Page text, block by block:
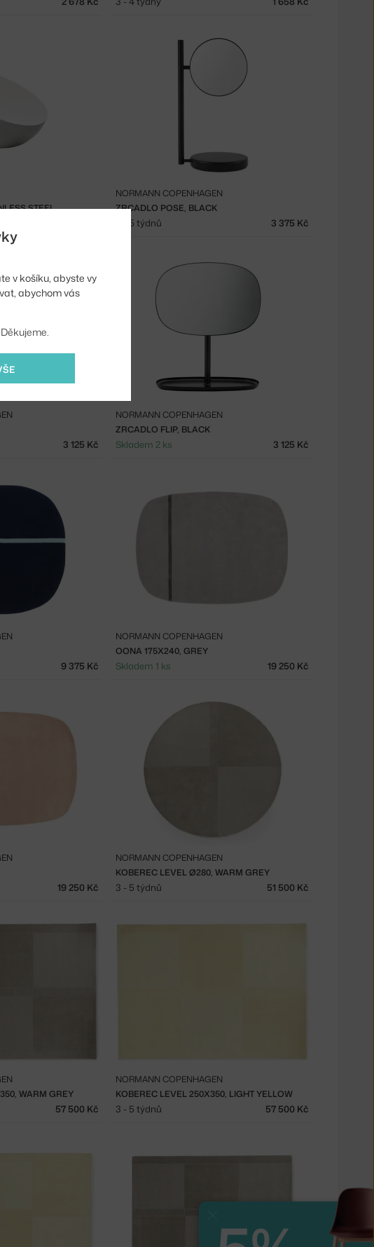
STEEL ZRCADLO POSE, BLACK
NORMANN COPENHAGEN
3 - 5 týdnů 3 375 Kč
3 125 Kč
ZRCADLO FLIP, BLACK
NORMANN COPENHAGEN
Skladem 2 ks 3 125 Kč
9 375 Kč
OONA 175X240, GREY
NORMANN COPENHAGEN
Skladem 1 ks 19 250 Kč
19 250 Kč
KOBEREC LEVEL Ø280, WARM GREY
NORMANN COPENHAGEN
3 - 5 týdnů 51 500 Kč
WARM GREY
57 500 Kč
KOBEREC LEVEL 250X350, LIGHT YELLOW
NORMANN COPENHAGEN
3 - 5 týdnů 57 500 Kč
v košíku, abyste vy
abychom vás